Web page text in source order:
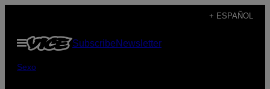
contenido
+ ESPAÑOL
Abrir
Menú
SubscribeNewsletter
Sexo